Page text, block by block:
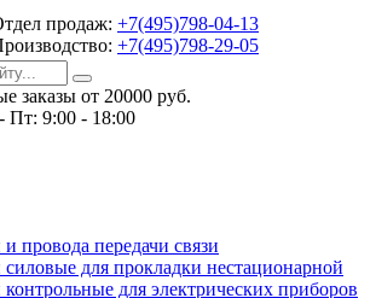
продаж: +7(495)798-04-13
+7(495)798-29-05
заказы от 20000 руб.
9:00 - 18:00
провода передачи связи
для прокладки нестационарной
для электрических приборов